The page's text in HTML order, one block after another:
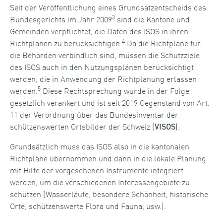
Seit der Veröffentlichung eines Grundsatzentscheids des
Bundesgerichts im Jahr 20093 sind die Kantone und
Gemeinden verpflichtet, die Daten des ISOS in ihren
Richtplänen zu berücksichtigen.4 Da die Richtpläne für
die Behörden verbindlich sind, müssen die Schutzziele
des ISOS auch in den Nutzungsplänen berücksichtigt
werden, die in Anwendung der Richtplanung erlassen
werden.5 Diese Rechtsprechung wurde in der Folge
gesetzlich verankert und ist seit 2019 Gegenstand von Art.
11 der Verordnung über das Bundesinventar der
schützenswerten Ortsbilder der Schweiz (VISOS).
Grundsätzlich muss das ISOS also in die kantonalen
Richtpläne übernommen und dann in die lokale Planung
mit Hilfe der vorgesehenen Instrumente integriert
werden, um die verschiedenen Interessengebiete zu
schützen (Wasserläufe, besondere Schönheit, historische
Orte, schützenswerte Flora und Fauna, usw.).